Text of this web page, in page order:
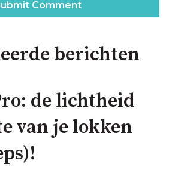
berichten
de lichtheid
van je lokken